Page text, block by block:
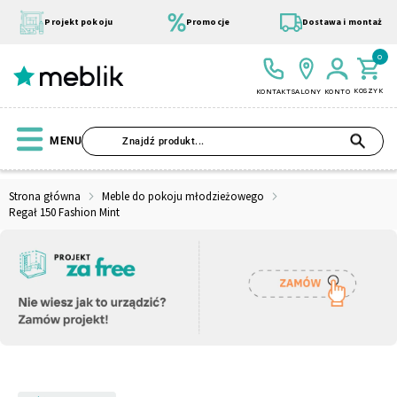
treści
Projekt pokoju Promocje Dostawa i montaż
KONTAKTSALONY KONTO KOSZYK
0
MENU
Strona główna
Meble do pokoju młodzieżowego
Regał 150 Fashion Mint
Wszystkie Kolekcje
Szafa
Materace